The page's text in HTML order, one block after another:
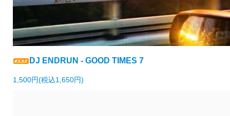
DJ ENDRUN - GOOD TIMES 7
1,500円(税込1,650円)